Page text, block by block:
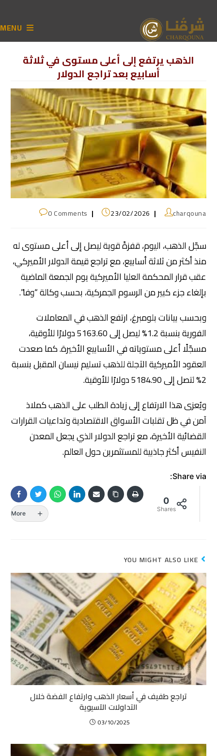
MENU
الذهب يرتفع إلى أعلى مستوى في ثلاثة
أسابيع بعد تراجع الدولار
charqouna
23/02/2026
0 Comments
سجّل الذهب، اليوم، قفزةً قوية ليصل إلى أعلى مستوى له
منذ أكثر من ثلاثة أسابيع، مع تراجع قيمة الدولار الأميركي،
عقب قرار المحكمة العليا الأميركية يوم الجمعة الماضية
بإلغاء جزء كبير من الرسوم الجمركية، بحسب وكالة “وفا”.
وبحسب بياناتبلومبرغ، ارتفع الذهب في المعاملات
الفورية بنسبة 1.2% ليصل إلى 5163.60 دولارًا للأوقية،
مسجّلًا أعلى مستوياته في الأسابيع الأخيرة. كما صعدت
العقود الأميركية الآجلة للذهب تسليم نيسان المقبل بنسبة
2% لتصل إلى 5184.90 دولارًا للأوقية.
ويُعزى هذا الارتفاع إلى زيادة الطلب على الذهب كملاذ
آمن في ظل تقلبات الأسواق الاقتصادية وتداعيات القرارات
القضائية الأخيرة، مع تراجع الدولار الذي يجعل المعدن
النفيس أكثر جاذبية للمستثمرين حول العالم.
Share via:
0
Shares
More
YOU MIGHT ALSO LIKE
تراجع طفيف في أسعار الذهب وارتفاع الفضة خلال
التداولات الآسيوية
03/10/2025